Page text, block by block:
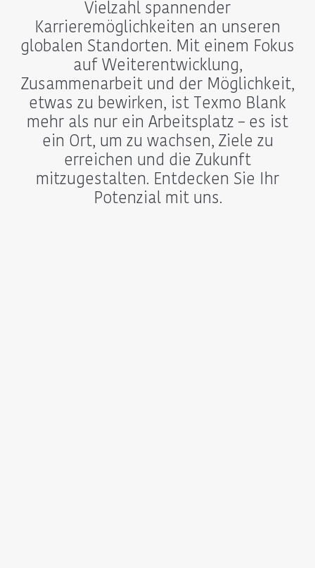
Vielzahl spannender
Karrieremöglichkeiten an unseren
globalen Standorten. Mit einem Fokus
auf Weiterentwicklung,
Zusammenarbeit und der Möglichkeit,
etwas zu bewirken, ist Texmo Blank
mehr als nur ein Arbeitsplatz – es ist
ein Ort, um zu wachsen, Ziele zu
erreichen und die Zukunft
mitzugestalten. Entdecken Sie Ihr
Potenzial mit uns.